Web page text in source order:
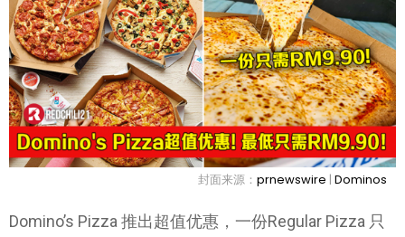
封面来源： prnewswire | Dominos
Domino’s Pizza 推出超值优惠，一份Regular Pizza 只